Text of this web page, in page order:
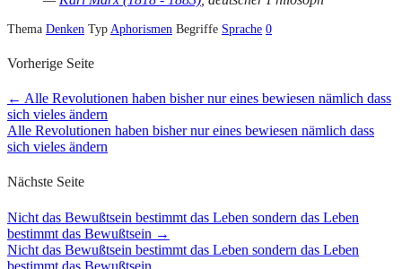
Thema Denken Typ Aphorismen Begriffe Sprache 0
Vorherige Seite
← Alle Revolutionen haben bisher nur eines bewiesen nämlich dass
sich vieles ändern
Alle Revolutionen haben bisher nur eines bewiesen nämlich dass
sich vieles ändern
Nächste Seite
Nicht das Bewußtsein bestimmt das Leben sondern das Leben
bestimmt das Bewußtsein →
Nicht das Bewußtsein bestimmt das Leben sondern das Leben
bestimmt das Bewußtsein